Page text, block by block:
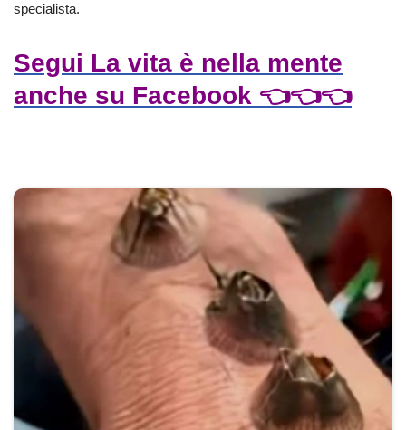
specialista.
Segui La vita è nella mente
anche su Facebook 👈👈👈